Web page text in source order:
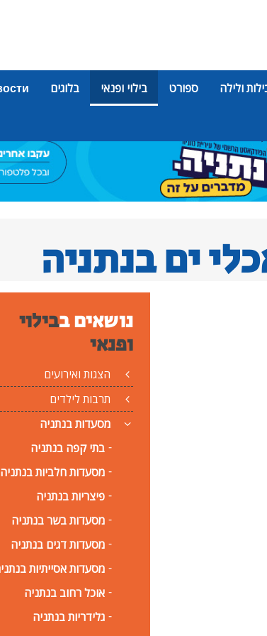
ולילה ספורט בילוי ופנאי בלוגים
ים בנתניה
נושאים בבילוי
ופנאי
הצגות ואירועים
תרבות לילדים
מסעדות בנתניה
בתי קפה בנתניה
מסעדות חלביות בנתניה
פיצריות בנתניה
מסעדות בשר בנתניה
מסעדות דגים בנתניה
מסעדות אסייתיות
אוכל רחוב בנתניה
גלידריות בנתניה